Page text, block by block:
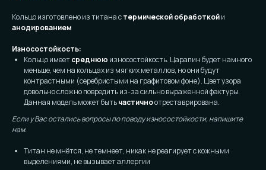
Кольцо изготовлено из титана стермической обработкойи
анодированием
Износостойкость:
Кольцо имеетсреднюю износостойкость. Царапин будет намного
меньше, чем на кольцах из мягких металлов, но они будут
контрастными (серебристыми на графитовом фоне). Цвет узора
довольно сложно повредить из-за сильно выраженной фактуры.
Данная модель может бытьчастичноотреставрирована.
Если у Вас остались вопросы по поводу износостойкости, напишите
нам.
Титан не мнётся, не темнеет, никак не реагирует с кожными
выделениями, не вызывает аллергии